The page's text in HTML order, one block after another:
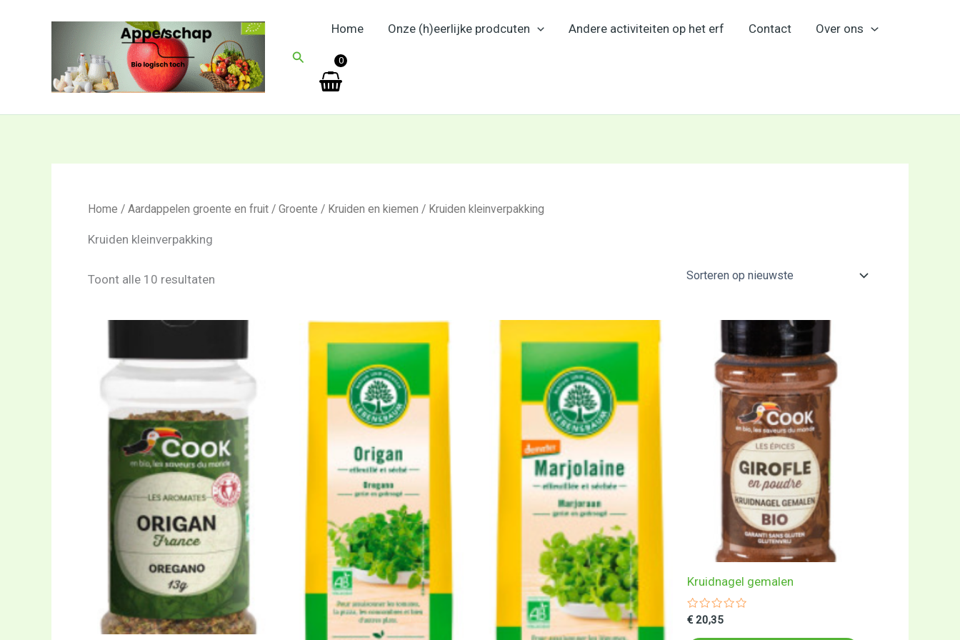
Zoeken
Home Onze (h)eerlijke prodcuten Andere activiteiten op het erf Contact Over ons
0
Home / Aardappelen groente en fruit / Groente / Kruiden en kiemen / Kruiden kleinverpakking
Kruiden kleinverpakking
Toont alle 10 resultaten
nieuwste
Kruidnagel gemalen
Gewaardeerd
€20,35